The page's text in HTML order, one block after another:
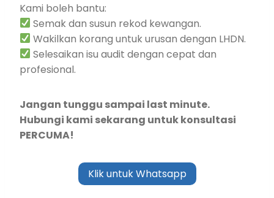
Kami boleh bantu:
Semak dan susun rekod kewangan.
Wakilkan korang untuk urusan dengan LHDN.
Selesaikan isu audit dengan cepat dan
profesional.
Jangan tunggu sampai last minute.
Hubungi kami sekarang untuk konsultasi
PERCUMA!
Klik untuk Whatsapp